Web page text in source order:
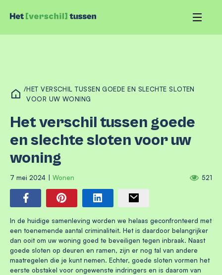
/HET VERSCHIL TUSSEN GOEDE EN SLECHTE SLOTEN
VOOR UW WONING
Het verschil tussen goede
en slechte sloten voor uw
woning
7 mei 2024 Wonen 521
In de huidige samenleving worden we helaas geconfronteerd met
een toenemende aantal criminaliteit. Het is daardoor belangrijker
dan ooit om uw woning goed te beveiligen tegen inbraak. Naast
goede sloten op deuren en ramen, zijn er nog tal van andere
maatregelen die je kunt nemen. Echter, goede sloten vormen het
eerste obstakel voor ongewenste indringers en is daarom van